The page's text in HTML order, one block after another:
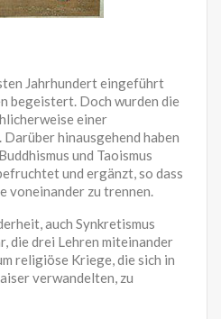
Jahrhundert eingeführt
begeistert. Doch wurden die
einer
hinausgehend haben
und Taoismus
und ergänzt, so dass
voneinander zu trennen.
auch Synkretismus
die drei Lehren miteinander
religiöse Kriege, die sich in
verwandelten, zu